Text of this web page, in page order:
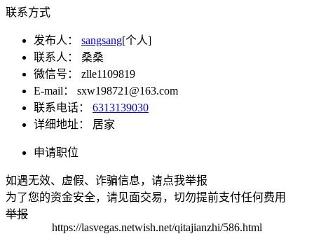
联系方式
发布人： sangsang[个人]
联系人：
桑桑
微信号：
zlle1109819
E-mail：
sxw198721@163.com
联系电话：
6313139030
详细地址：
居家
申请职位
如遇无效、虚假、诈骗信息，请点我举报
为了您的资金安全，请见面交易，切勿提前支付任何费用
举报
https://lasvegas.netwish.net/qitajianzhi/586.html